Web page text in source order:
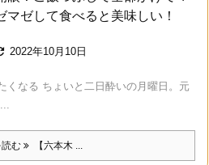
マゼして食べると美味しい！
2022年10月10日
くなる ちょいと二日酔いの月曜日。元
む 【六本木 ...